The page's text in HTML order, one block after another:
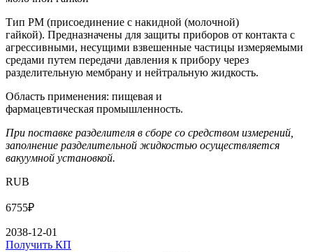
Тип РМ (присоединение с накидной (молочной)
гайкой). Предназначены для защиты приборов от контакта с
агрессивными, несущими взвешенные частицы измеряемыми
средами путем передачи давления к прибору через
разделительную мембрану и нейтральную жидкость.
Область применения: пищевая и
фармацевтическая промышленность.
При поставке разделителя в сборе со средством измерений,
заполнение разделительной жидкостью осуществляется
вакуумной установкой.
RUB
6755₽
2038-12-01
Получить КП